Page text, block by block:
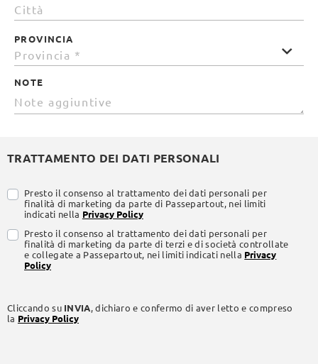
PROVINCIA
NOTE
TRATTAMENTO DEI DATI PERSONALI
Presto il consenso al trattamento dei dati personali per
finalità di marketing da parte di Passepartout, nei limiti
indicati nella Privacy Policy
Presto il consenso al trattamento dei dati personali per
finalità di marketing da parte di terzi e di società controllate
e collegate a Passepartout, nei limiti indicati nella Privacy
Policy
Cliccando su INVIA, dichiaro e confermo di aver letto e compreso
la Privacy Policy